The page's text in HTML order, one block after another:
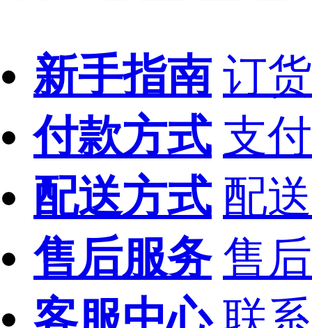
新手指南 订
付款方式 支
配送方式 配
售后服务 售